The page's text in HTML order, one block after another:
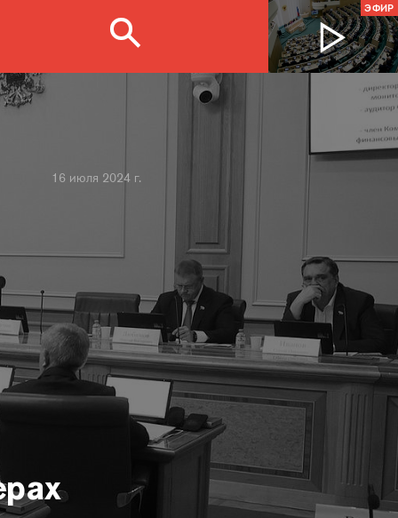
ЭФИР
16 июля 2024 г.